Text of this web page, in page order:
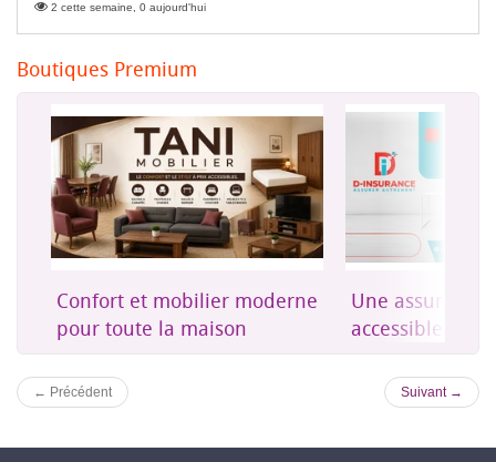
2 cette semaine, 0 aujourd'hui
Boutiques Premium
Confort et mobilier moderne
pour toute la maison
Une
accessible à
← Précédent Suivant →